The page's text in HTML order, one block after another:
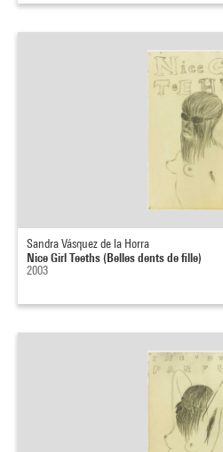
Sandra Vásquez de la Horra
Nice Girl Teeths (Belles dents de fille)
2003